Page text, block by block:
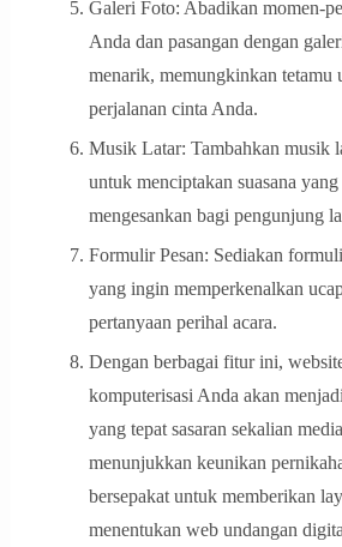
Galeri Foto: Abadikan momen-
Anda dan pasangan dengan
menarik, memungkinkan tetamu
perjalanan cinta Anda.
Musik Latar: Tambahkan musik
untuk menciptakan suasana
mengesankan bagi pengunjung
Formulir Pesan: Sediakan
yang ingin memperkenalkan
pertanyaan perihal acara.
Dengan berbagai fitur ini,
komputerisasi Anda akan
yang tepat sasaran sekalian
menunjukkan keunikan
bersepakat untuk memberikan
menentukan web undangan